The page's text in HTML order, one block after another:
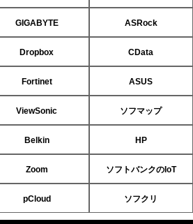
GIGABYTE ASRock
Dropbox CData
Fortinet ASUS
ViewSonic ソフマップ
Belkin HP
Zoom ソフトバンクのIoT
pCloud ソフクリ